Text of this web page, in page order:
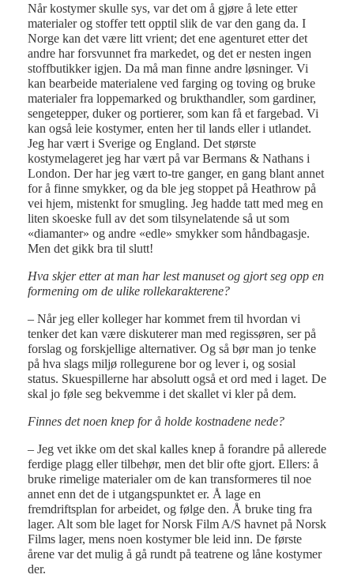
Når kostymer skulle sys, var det om å gjøre å lete etter
materialer og stoffer tett opptil slik de var den gang da. I
Norge kan det være litt vrient; det ene agenturet etter det
andre har forsvunnet fra markedet, og det er nesten ingen
stoffbutikker igjen. Da må man finne andre løsninger. Vi
kan bearbeide materialene ved farging og toving og bruke
materialer fra loppemarked og brukthandler, som gardiner,
sengetepper, duker og portierer, som kan få et fargebad. Vi
kan også leie kostymer, enten her til lands eller i utlandet.
Jeg har vært i Sverige og England. Det største
kostymelageret jeg har vært på var Bermans & Nathans i
London. Der har jeg vært to-tre ganger, en gang blant annet
for å finne smykker, og da ble jeg stoppet på Heathrow på
vei hjem, mistenkt for smugling. Jeg hadde tatt med meg en
liten skoeske full av det som tilsynelatende så ut som
«diamanter» og andre «edle» smykker som håndbagasje.
Men det gikk bra til slutt!
Hva skjer etter at man har lest manuset og gjort seg opp en
formening om de ulike rollekarakterene?
– Når jeg eller kolleger har kommet frem til hvordan vi
tenker det kan være diskuterer man med regissøren, ser på
forslag og forskjellige alternativer. Og så bør man jo tenke
på hva slags miljø rollegurene bor og lever i, og sosial
status. Skuespillerne har absolutt også et ord med i laget. De
skal jo føle seg bekvemme i det skallet vi kler på dem.
Finnes det noen knep for å holde kostnadene nede?
– Jeg vet ikke om det skal kalles knep å forandre på allerede
ferdige plagg eller tilbehør, men det blir ofte gjort. Ellers: å
bruke rimelige materialer om de kan transformeres til noe
annet enn det de i utgangspunktet er. Å lage en
fremdriftsplan for arbeidet, og følge den. Å bruke ting fra
lager. Alt som ble laget for Norsk Film A/S havnet på Norsk
Films lager, mens noen kostymer ble leid inn. De første
årene var det mulig å gå rundt på teatrene og låne kostymer
der.